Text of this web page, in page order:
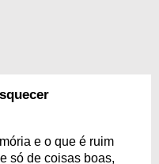
e o que é ruim
só de coisas boas,